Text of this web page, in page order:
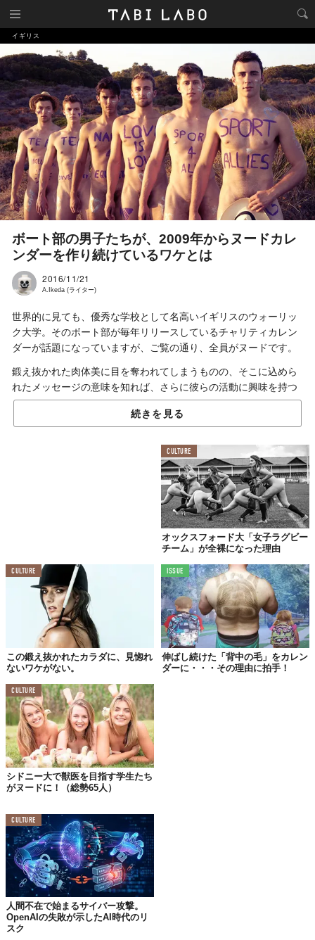
イギリス
ボート部の男子たちが、2009年からヌードカレ
ンダーを作り続けているワケとは
2016/11/21
A.Ikeda (ライター)
世界的に見ても、優秀な学校として名高いイギリスのウォーリッ
ク大学。そのボート部が毎年リリースしているチャリティカレン
ダーが話題になっていますが、ご覧の通り、全員がヌードです。
鍛え抜かれた肉体美に目を奪われてしまうものの、そこに込めら
れたメッセージの意味を知れば、さらに彼らの活動に興味を持つ
ことができるかもしれません。
ありのままの姿こそ
素晴らしい
ジェンダーやセクシャリティの多様性は、リベラル層を中心に世
界中で徐々に認められつつあります。しかしその一方で、保守的
な価値観を持った人たちが発言力を持ってきていることも事実で
す。
イギリスではEU離脱の是非を問う国民投票が行われたのも記憶に
イトクライムが147%増加したという統計もあります。また大方の
予想を裏切ったドナルド・トランプのアメリカ大統領の当選は、
保守的な貧困層の投票が決め手になった、とも分析されていま
す。
現在先進国では、豊かな革新派と貧しい保守派が分断され対立が
進んでいるという見方もあります。こうした動きの中で、いわゆ
るLGBTQと呼ばれる人たちが攻撃を受けやすくなっているという
側面もあるのです。
続きを見る
CULTURE
オックスフォード大「女子ラグビー
チーム」が全裸になった理由
CULTURE
この鍛え抜かれたカラダに、見惚れ
ないワケがない。
ISSUE
伸ばし続けた「背中の毛」をカレン
ダーに・・・その理由に拍手！
CULTURE
シドニー大で獣医を目指す学生たち
がヌードに！（総勢65人）
CULTURE
人間不在で始まるサイバー攻撃。
OpenAIの失敗が示したAI時代のリ
スク